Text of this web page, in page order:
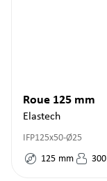
Roue 125 mm
Elastech
IFP125x50-Ø25
125 mm 300